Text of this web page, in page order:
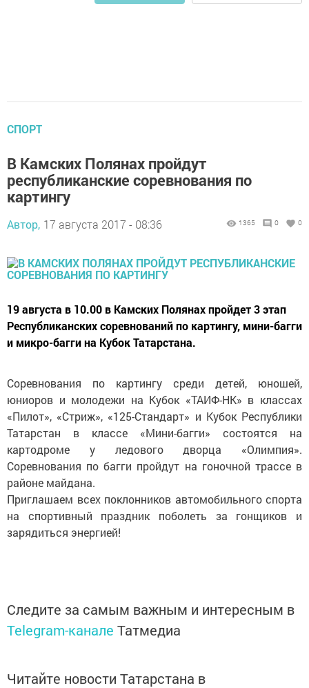
СПОРТ
В Камских Полянах пройдут
республиканские соревнования по
картингу
Автор, 17 августа 2017 - 08:36 1365 0 0
19 августа в 10.00 в Камских Полянах пройдет 3 этап
Республиканских соревнований по картингу, мини-багги
и микро-багги на Кубок Татарстана.
Соревнования по картингу среди детей, юношей,
юниоров и молодежи на Кубок «ТАИФ-НК» в классах
«Пилот», «Стриж», «125-Стандарт» и Кубок Республики
Татарстан в классе «Мини-багги» состоятся на
картодроме у ледового дворца «Олимпия».
Соревнования по багги пройдут на гоночной трассе в
районе майдана.
Приглашаем всех поклонников автомобильного спорта
на спортивный праздник поболеть за гонщиков и
зарядиться энергией!
Следите за самым важным и интересным в
Telegram-канале Татмедиа
Читайте новости Татарстана в